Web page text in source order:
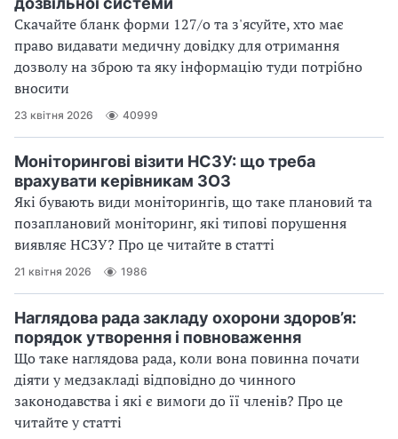
Скачайте бланк форми 127/о та з'ясуйте, хто має
право видавати медичну довідку для отримання
дозволу на зброю та яку інформацію туди потрібно
вносити
23 квітня 2026 40999
Моніторингові візити НСЗУ: що треба
врахувати керівникам ЗОЗ
Які бувають види моніторингів, що таке плановий та
позаплановий моніторинг, які типові порушення
виявляє НСЗУ? Про це читайте в статті
21 квітня 2026 1986
Наглядова рада закладу охорони здоров’я:
порядок утворення і повноваження
Що таке наглядова рада, коли вона повинна почати
діяти у медзакладі відповідно до чинного
законодавства і які є вимоги до її членів? Про це
читайте у статті